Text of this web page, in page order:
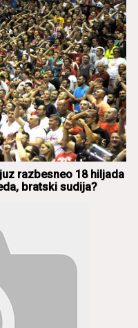
rаzbesneo 18 hiljаdа
brаtski sudijа?